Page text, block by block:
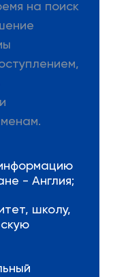
на поиск
- Англия;
школу,